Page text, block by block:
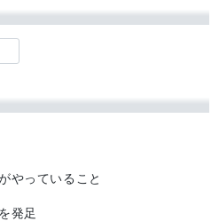
やっていること
発足